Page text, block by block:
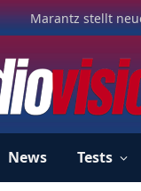
Marantz stellt
News Tests